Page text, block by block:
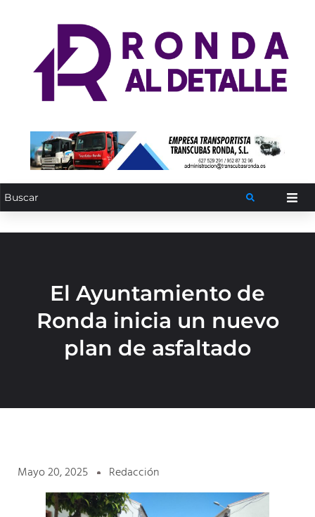
El Ayuntamiento de
Ronda inicia un nuevo
plan de asfaltado
Mayo 20, 2025 Redacción